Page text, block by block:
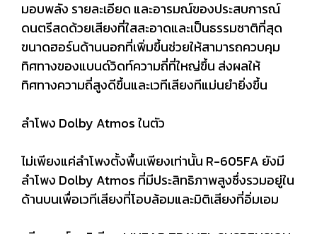
มอบพลัง รายละเอียด และอารมณ์ของประสบการณ์
ดนตรีสดด้วยเสียงที่ใสสะอาดและเป็นธรรมชาติที่สุด
ขนาดฮอร์นด้านนอกที่เพิ่มขึ้นช่วยให้สามารถควบคุม
ทิศทางของแบนด์วิดท์ความถี่ที่ใหญ่ขึ้น ส่งผลให้
ทิศทางความถี่สูงดีขึ้นและเวทีเสียงทีแม่นยำยิ่งขึ้น
ลำโพง Dolby Atmos ในตัว
ไม่เพียงแค่ลำโพงตั้งพื้นเพียงเท่านั้น R-605FA ยังมี
ลำโพง Dolby Atmos ที่มีประสิทธิภาพสูงซึ่งรวมอยู่ใน
ด้านบนเพื่อเวทีเสียงที่โอบล้อมและมิติเสียงที่อิ่มเอม